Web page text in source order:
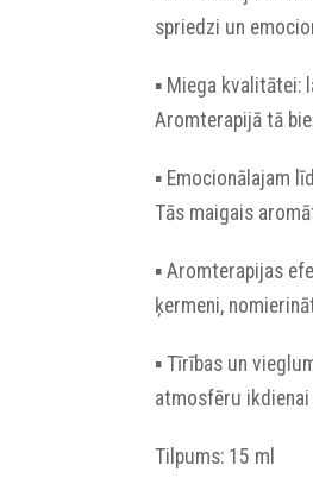
spriedzi un
▪︎ Miega kvalitātei:
Aromterapijā tā
▪︎ Emocionālajam
Tās maigais
▪︎ Aromterapijas
ķermeni,
▪︎ Tīrības un
atmosfēru
Tilpums: 15 ml